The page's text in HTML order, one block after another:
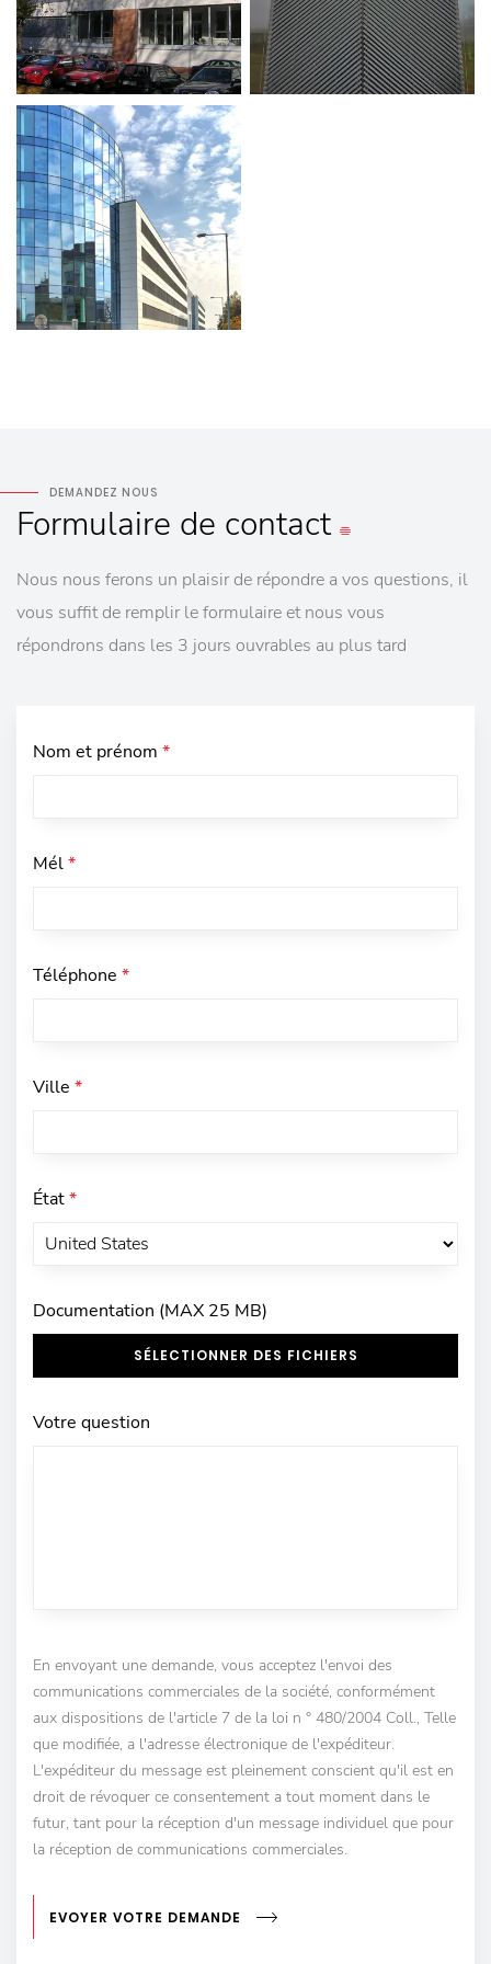
DEMANDEZ NOUS
Formulaire de contact
Nous nous ferons un plaisir de répondre a vos questions, il
vous suffit de remplir le formulaire et nous vous
répondrons dans les 3 jours ouvrables au plus tard
Nom et prénom *
Mél*
Téléphone *
Ville *
État*
Documentation (MAX 25 MB)
SÉLECTIONNER DES FICHIERS
Votre question
En envoyant une demande, vous acceptez l'envoi des
communications commerciales de la société, conformément
aux dispositions de l'article 7 de la loi n ° 480/2004 Coll., Telle
que modifiée, a l'adresse électronique de l'expéditeur.
L'expéditeur du message est pleinement conscient qu'il est en
droit de révoquer ce consentement a tout moment dans le
futur, tant pour la réception d'un message individuel que pour
la réception de communications commerciales.
EVOYER VOTRE DEMANDE